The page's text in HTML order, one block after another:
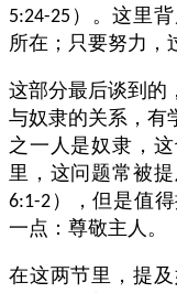
5:24-25 ）。这里
所在；只要努力，
这部分最后谈到的
与奴隶的关系，有
之一人是奴隶，
里，这问题常被
6:1-2 ），但是值
一点：尊敬主人。
在这两节里，提